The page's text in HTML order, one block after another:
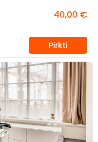
40,00 €
Pirkti